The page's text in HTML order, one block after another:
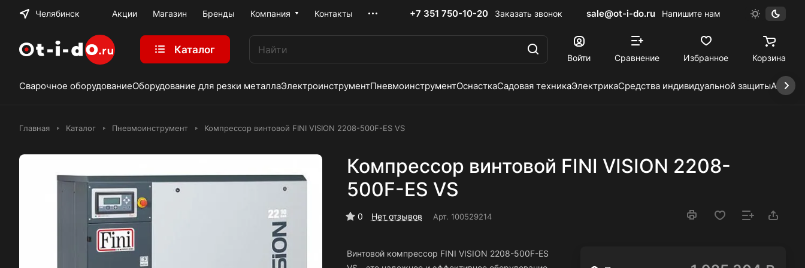
Челябинск Акции Магазин Бренды Компания Контакты +7 351 750-10-20 Заказать звонок sale@ot-i-do.ru Напишите нам
Каталог
Войти Сравнение Избранное Корзина
Сварочное оборудованиеОборудование для резки металлаЭлектроинструментПневмоинструментОснасткаСадовая техникаЭлектрикаСредства индивидуальной защиты
Главная Каталог Пневмоинструмент Компрессор винтовой FINI VISION 2208-500F-ES VS
Компрессор винтовой FINI VISION 2208-
500F-ES VS
0 Нет отзывов Арт. 100529214
Винтовой компрессор FINI VISION 2208-500F-ES